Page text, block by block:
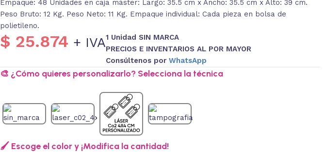
Empaque: 48 Unidades en caja máster: Largo: 35.5 cm x Ancho: 35.5 cm x Alto: 39 cm.
Peso Bruto: 12 Kg. Peso Neto: 11 Kg. Empaque individual: Cada pieza en bolsa de
polietileno.
$ 25.874 + IVA1 Unidad SIN MARCA
PRECIOS E INVENTARIOS AL POR MAYOR
Consúltenos por WhatsApp
🎨 ¿Cómo quieres personalizarlo? Selecciona la técnica
🖌️ Escoge el color y ¡Modifica la cantidad!